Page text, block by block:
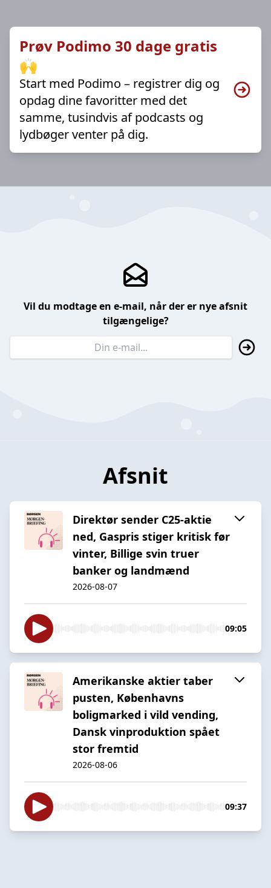
Prøv Podimo 30 dage gratis
🙌
Start med Podimo – registrer dig og
opdag dine favoritter med det
samme, tusindvis af podcasts og
lydbøger venter på dig.
Vil du modtage en e-mail, når der er nye afsnit
tilgængelige?
Afsnit
Direktør sender C25-aktie
ned, Gaspris stiger kritisk før
vinter, Billige svin truer
banker og landmænd
2026-08-07
09:05
Amerikanske aktier taber
pusten, Københavns
boligmarked i vild vending,
Dansk vinproduktion spået
stor fremtid
2026-08-06
09:37